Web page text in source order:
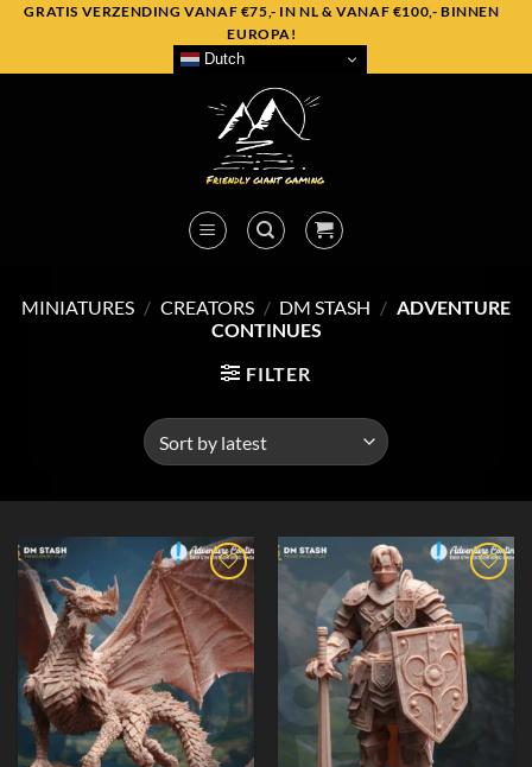
Skip
content
GRATIS VERZENDING VANAF €75,- IN NL & VANAF €100,- BINNEN
EUROPA!
Dutch
MINIATURES / CREATORS / DM STASH / ADVENTURE
CONTINUES
FILTER